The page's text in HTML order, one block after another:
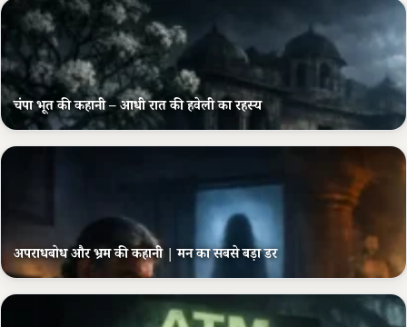
चंपा भूत की कहानी – आधी रात की हवेली का रहस्य
अपराधबोध और भ्रम की कहानी | मन का सबसे बड़ा डर